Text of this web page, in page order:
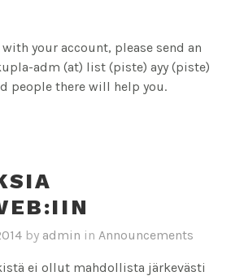
your account, please send an
adm (at) list (piste) ayy (piste)
people there will help you.
by admin in Announcements
ei ollut mahdollista järkevästi